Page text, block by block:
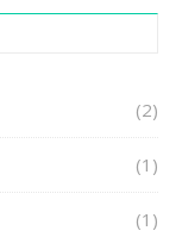
(2)
(1)
(1)